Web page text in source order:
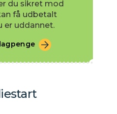
du sikret mod
få udbetalt
er uddannet.